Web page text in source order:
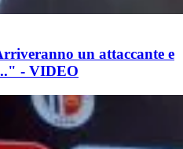
un attaccante e
- VIDEO